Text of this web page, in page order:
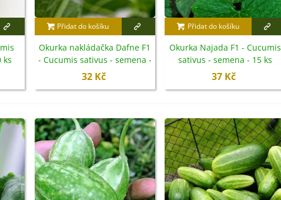
ks
Přidat do košíku
Okurka nakládačka Dafne F1
- Cucumis sativus - semena -
20 ks
32 Kč
Přidat do košíku
Okurka Najada F1 - Cucumis
sativus - semena - 15 ks
37 Kč